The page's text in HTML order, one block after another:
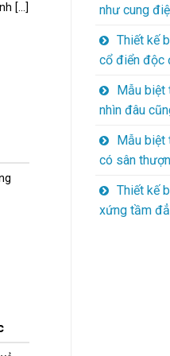
[...]
như cung
Thiết kế
cổ điển độc
Mẫu biệt
nhìn đâu
Mẫu biệt
có sân
Thiết kế
xứng tầm